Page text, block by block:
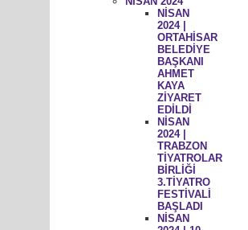
NİSAN
2024 |
ORTAHİSAR
BELEDİYE
BAŞKANI
AHMET
KAYA
ZİYARET
EDİLDİ
NİSAN
2024 |
TRABZON
TİYATROLAR
BİRLİĞİ
3.TİYATRO
FESTİVALİ
BAŞLADI
NİSAN